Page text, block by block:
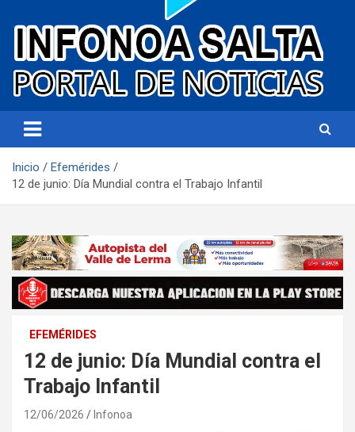
Infonoa Salta
Inicio
Efemérides
12 de junio: Día Mundial contra el Trabajo Infantil
EFEMÉRIDES
12 de junio: Día Mundial contra el
Trabajo Infantil
12/06/2026 Infonoa